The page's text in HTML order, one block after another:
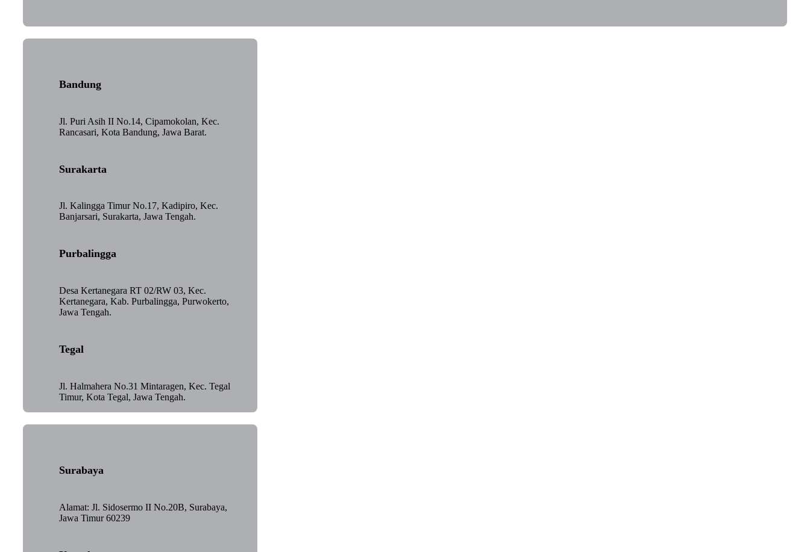
Bandung
Jl. Puri Asih II No.14, Cipamokolan, Kec.
Rancasari, Kota Bandung, Jawa Barat.
Surakarta
Jl. Kalingga Timur No.17, Kadipiro, Kec.
Banjarsari, Surakarta, Jawa Tengah.
Purbalingga
Desa Kertanegara RT 02/RW 03, Kec.
Kertanegara, Kab. Purbalingga, Purwokerto,
Jawa Tengah.
Tegal
Jl. Halmahera No.31 Mintaragen, Kec. Tegal
Timur, Kota Tegal, Jawa Tengah.
Surabaya
Alamat: Jl. Sidosermo II No.20B, Surabaya,
Jawa Timur 60239